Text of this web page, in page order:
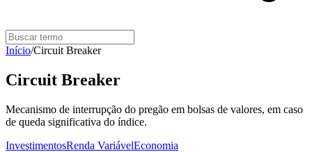
Início/Circuit Breaker
Circuit Breaker
Mecanismo de interrupção do pregão em bolsas de valores, em caso
de queda significativa do índice.
InvestimentosRenda VariávelEconomia